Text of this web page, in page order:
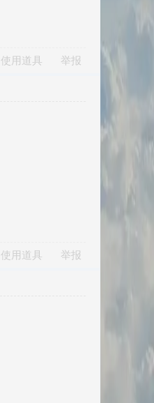
使用道具 举报
使用道具 举报